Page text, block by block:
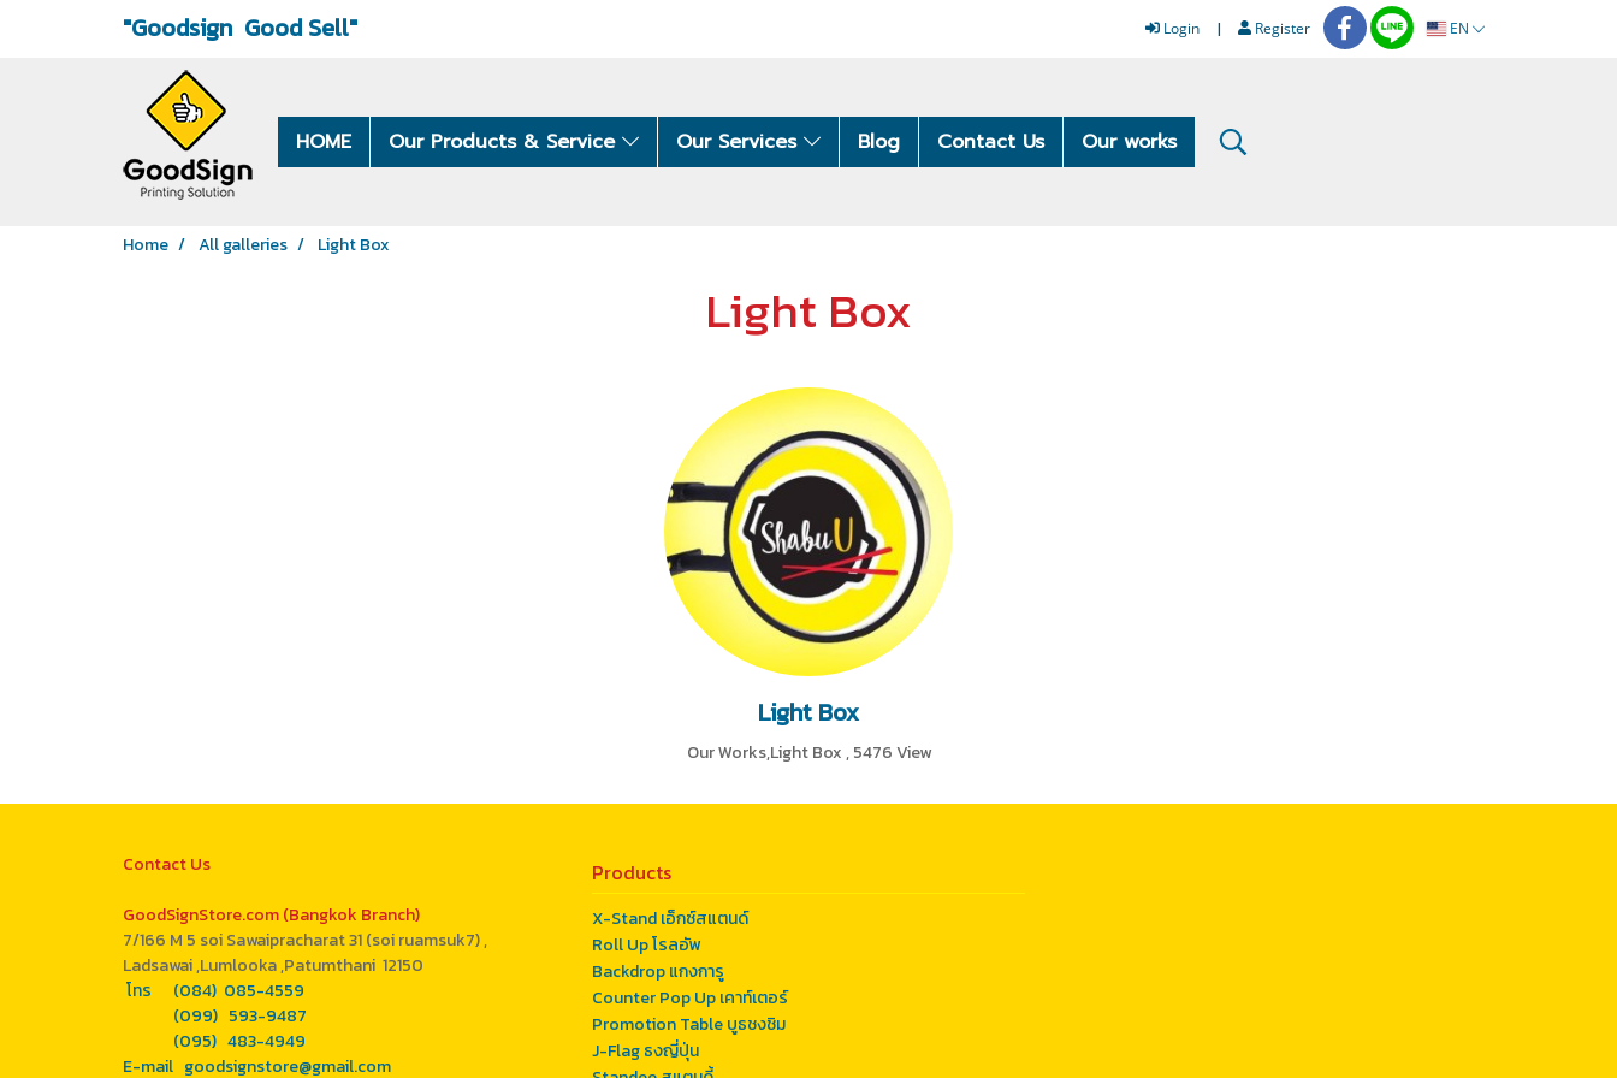
"Goodsign Good Sell" Login Register EN
HOME Our Products & Service Our Services Blog Contact Us Our works
Home All galleries Light Box
Light Box
Light Box
Our Works,Light Box,5476 View
Contact Us
GoodSignStore.com (Bangkok Branch)
7/166 M 5 soi Sawaipracharat 31 (soi ruamsuk7) ,
Ladsawai ,Lumlooka ,Patumthani 12150
โทร (084) 085-4559
(099) 593-9487
(095) 483-4949
E-mail goodsignstore@gmail.com
Products
X-Stand เอ็กซ์สแตนด์
Roll Up โรลอัพ
Backdrop แกงการู
Counter Pop Up เคาท์เตอร์
Promotion Table บูธชงชิม
J-Flag ธงญี่ปุ่น